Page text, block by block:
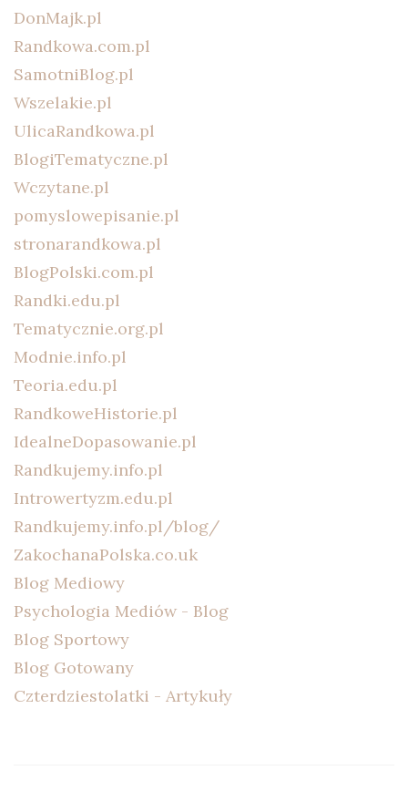
DonMajk.pl
Randkowa.com.pl
SamotniBlog.pl
Wszelakie.pl
UlicaRandkowa.pl
BlogiTematyczne.pl
Wczytane.pl
pomyslowepisanie.pl
stronarandkowa.pl
BlogPolski.com.pl
Randki.edu.pl
Tematycznie.org.pl
Modnie.info.pl
Teoria.edu.pl
RandkoweHistorie.pl
IdealneDopasowanie.pl
Randkujemy.info.pl
Introwertyzm.edu.pl
Randkujemy.info.pl/blog/
ZakochanaPolska.co.uk
Blog Mediowy
Psychologia Mediów - Blog
Blog Sportowy
Blog Gotowany
Czterdziestolatki - Artykuły